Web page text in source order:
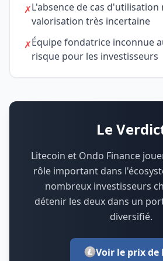
✗L'absence de cas d'utilisation
valorisation très incertaine
✗Équipe fondatrice inconnue
risque pour les investisseurs
Le
Litecoin et Ondo Finance
rôle important dans
nombreux investisseurs
détenir les deux dans un
diversifié.
Voir le prix de